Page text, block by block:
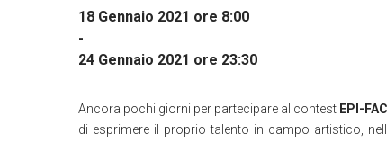
18 Gennaio 2021 ore 8:00
-
24 Gennaio 2021 ore 23:30
Ancora pochi giorni per partecipare al contest EPI-
di esprimere il proprio talento in campo artistico,